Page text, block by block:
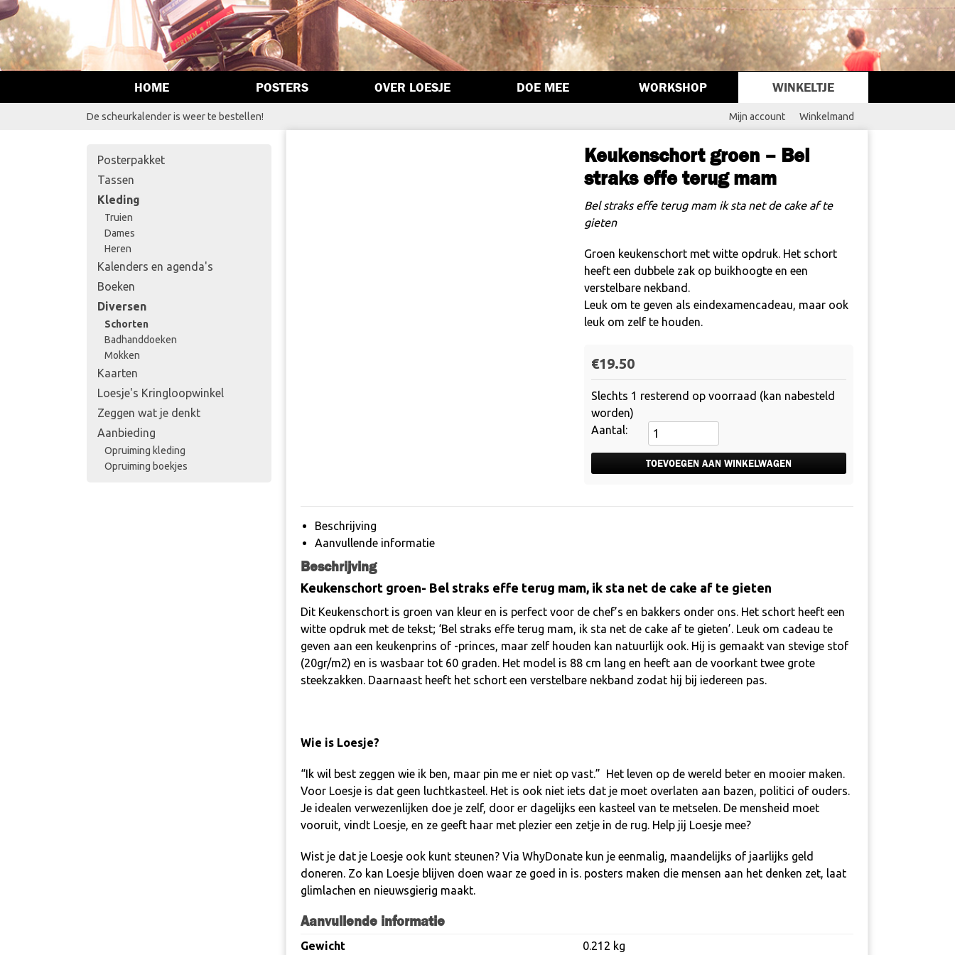
HOME POSTERS OVER LOESJE DOE MEE WORKSHOP WINKELTJE
De scheurkalender is weer te bestellen! Mijn account Winkelmand
Posterpakket
Tassen
Kleding
Truien
Dames
Heren
Kalenders en agenda's
Boeken
Diversen
Schorten
Badhanddoeken
Mokken
Kaarten
Loesje's Kringloopwinkel
Zeggen wat je denkt
Aanbieding
Opruiming kleding
Opruiming boekjes
Keukenschort groen – Bel
straks effe terug mam
Bel straks effe terug mam ik sta net de cake af te
gieten
Groen keukenschort met witte opdruk. Het schort
heeft een dubbele zak op buikhoogte en een
verstelbare nekband.
Leuk om te geven als eindexamencadeau, maar ook
leuk om zelf te houden.
€19.50
Slechts 1 resterend op voorraad (kan nabesteld
worden)
Keukenschort
groen
-
TOEVOEGEN AAN WINKELWAGEN
Beschrijving
Aanvullende informatie
Beschrijving
Keukenschort groen- Bel straks effe terug mam, ik sta net de cake af te gieten
Dit Keukenschort is groen van kleur en is perfect voor de chef’s en bakkers onder ons. Het schort heeft een
witte opdruk met de tekst; ‘Bel straks effe terug mam, ik sta net de cake af te gieten’. Leuk om cadeau te
geven aan een keukenprins of -princes, maar zelf houden kan natuurlijk ook. Hij is gemaakt van stevige stof
(20gr/m2) en is wasbaar tot 60 graden. Het model is 88 cm lang en heeft aan de voorkant twee grote
steekzakken. Daarnaast heeft het schort een verstelbare nekband zodat hij bij iedereen pas.
Wie is Loesje?
“Ik wil best zeggen wie ik ben, maar pin me er niet op vast.” Het leven op de wereld beter en mooier maken.
Voor Loesje is dat geen luchtkasteel. Het is ook niet iets dat je moet overlaten aan bazen, politici of ouders.
Je idealen verwezenlijken doe je zelf, door er dagelijks een kasteel van te metselen. De mensheid moet
vooruit, vindt Loesje, en ze geeft haar met plezier een zetje in de rug. Help jij Loesje mee?
Wist je dat je Loesje ook kunt steunen? Via WhyDonate kun je eenmalig, maandelijks of jaarlijks geld
doneren. Zo kan Loesje blijven doen waar ze goed in is. posters maken die mensen aan het denken zet, laat
glimlachen en nieuwsgierig maakt.
Aanvullende informatie
Gewicht 0.212 kg